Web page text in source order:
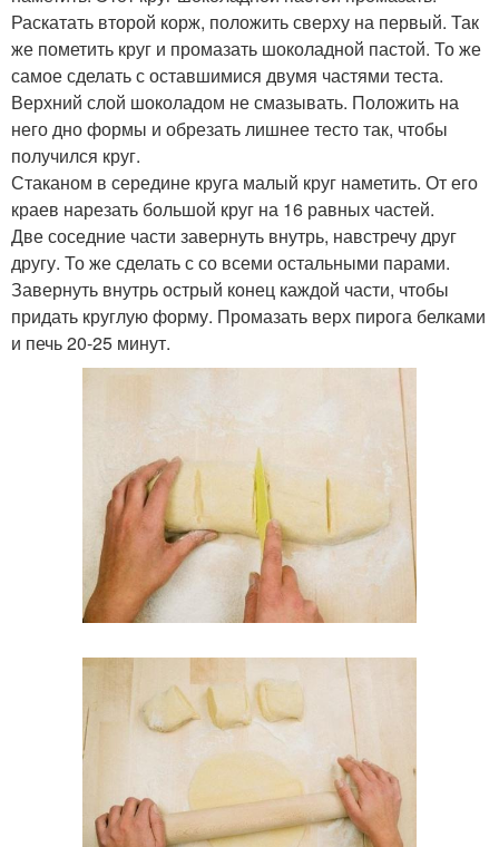
Раскатать второй корж, положить сверху на первый. Так
же пометить круг и промазать шоколадной пастой. То же
самое сделать с оставшимися двумя частями теста.
Верхний слой шоколадом не смазывать. Положить на
него дно формы и обрезать лишнее тесто так, чтобы
получился круг.
Стаканом в середине круга малый круг наметить. От его
краев нарезать большой круг на 16 равных частей.
Две соседние части завернуть внутрь, навстречу друг
другу. То же сделать с со всеми остальными парами.
Завернуть внутрь острый конец каждой части, чтобы
придать круглую форму. Промазать верх пирога белками
и печь 20-25 минут.